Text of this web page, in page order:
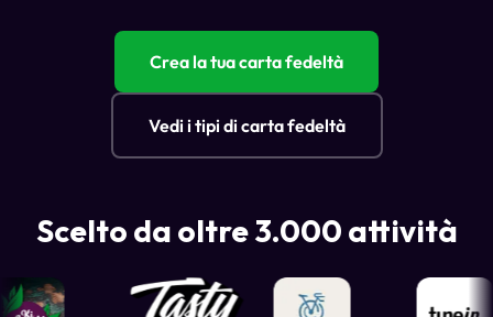
Crea la tua carta fedeltà
Vedi i tipi di carta fedeltà
Scelto da oltre 3.000 attività